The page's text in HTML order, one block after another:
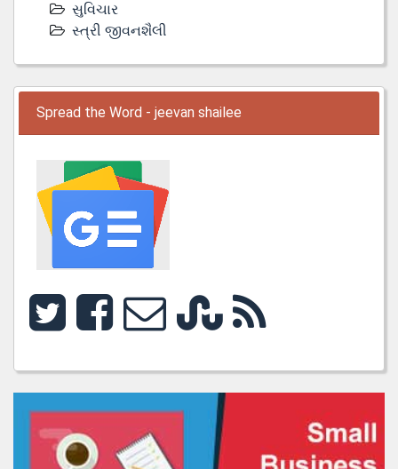
સુવિચાર
સ્ત્રી જીવનશૈલી
Spread the Word - jeevan shailee